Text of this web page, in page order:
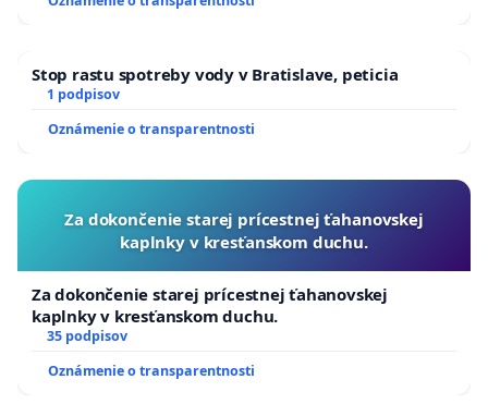
Stop rastu spotreby vody v Bratislave, peticia
1 podpisov
Oznámenie o transparentnosti
Za dokončenie starej prícestnej ťahanovskej
kaplnky v kresťanskom duchu.
Za dokončenie starej prícestnej ťahanovskej
kaplnky v kresťanskom duchu.
35 podpisov
Oznámenie o transparentnosti